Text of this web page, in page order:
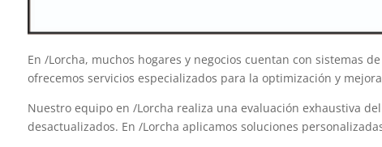
En /Lorcha, muchos hogares y negocios cuentan con sistemas
ofrecemos servicios especializados para la optimización y
Nuestro equipo en /Lorcha realiza una evaluación exhaustiva
desactualizados. En /Lorcha aplicamos soluciones